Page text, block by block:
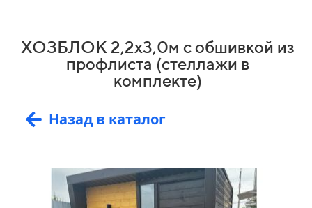
ХОЗБЛОК 2,2х3,0м с обшивкой из
профлиста (стеллажи в
комплекте)
Назад в каталог